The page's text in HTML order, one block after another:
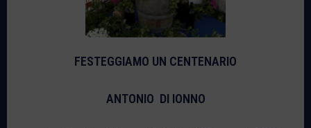
FESTEGGIAMO UN CENTENARIO
ANTONIO DI IONNO